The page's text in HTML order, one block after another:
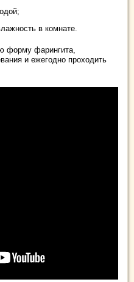
в комнате.
форму фарингита,
и ежегодно проходить